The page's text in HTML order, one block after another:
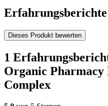
Dieses Produkt bewerten
1
Organic
Complex